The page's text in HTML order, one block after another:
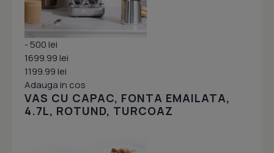
- 500 lei
1699.99 lei
1199.99 lei
Adauga in cos
VAS CU CAPAC, FONTA EMAILATA,
4.7L, ROTUND, TURCOAZ